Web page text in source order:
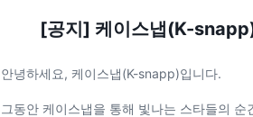
[공지] 케이스냅(K-
안녕하세요, 케이스냅(K-snapp)입니다.
그동안 케이스냅을 통해 빛나는 스타들의